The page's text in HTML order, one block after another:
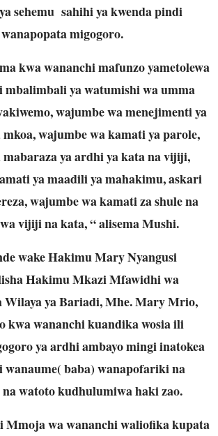
sehemu sahihi ya kwenda pindi
wanapopata migogoro.
kwa wananchi mafunzo yametolewa
ya watumishi wa umma
wajumbe wa menejimenti ya
wajumbe wa kamati ya parole,
ya ardhi ya kata na vijiji,
ya maadili ya mahakimu, askari
wajumbe wa kamati za shule na
vijiji na kata, “ alisema Mushi.
wake Hakimu Mary Nyangusi
Hakimu Mkazi Mfawidhi wa
Wilaya ya Bariadi, Mhe. Mary Mrio,
kwa wananchi kuandika wosia ili
ya ardhi ambayo mingi inatokea
wanaume( baba) wanapofariki na
na watoto kudhulumiwa haki zao.
Mmoja wa wananchi waliofika kupata